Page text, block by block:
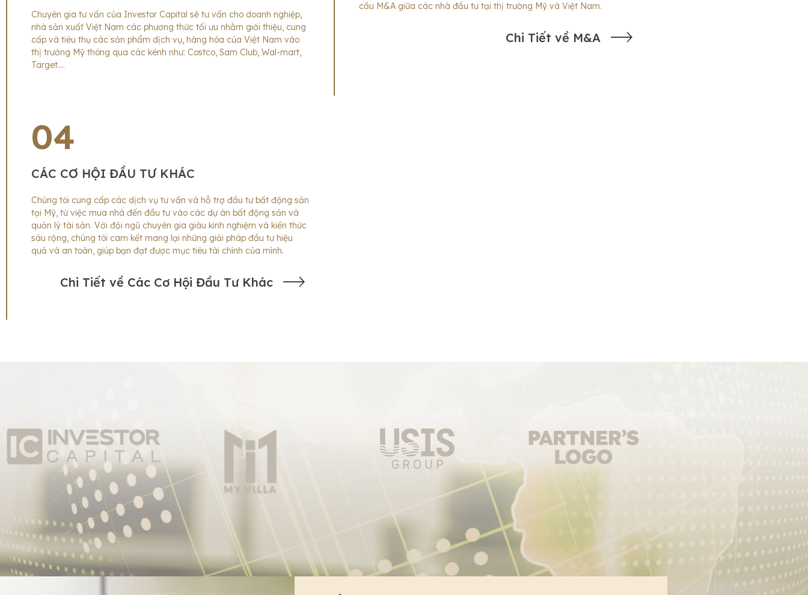
Chuyên gia tư vấn của Investor Capital sẽ tư vấn cho doanh nghiệp,
nhà sản xuất Việt Nam các phương thức tối ưu nhằm giới thiệu, cung
cấp và tiêu thụ các sản phẩm dịch vụ, hàng hóa của Việt Nam vào
thị trường Mỹ thông qua các kênh như: Costco, Sam Club, Wal-mart,
Target….
cầu M&A giữa các nhà đầu tư tại thị trường Mỹ và Việt Nam.
Chi Tiết về M&A
04
CÁC CƠ HỘI ĐẦU TƯ KHÁC
Chúng tôi cung cấp các dịch vụ tư vấn và hỗ trợ đầu tư bất động sản
tại Mỹ, từ việc mua nhà đến đầu tư vào các dự án bất động sản và
quản lý tài sản. Với đội ngũ chuyên gia giàu kinh nghiệm và kiến thức
sâu rộng, chúng tôi cam kết mang lại những giải pháp đầu tư hiệu
quả và an toàn, giúp bạn đạt được mục tiêu tài chính của mình.
Chi Tiết về Các Cơ Hội Đầu Tư Khác